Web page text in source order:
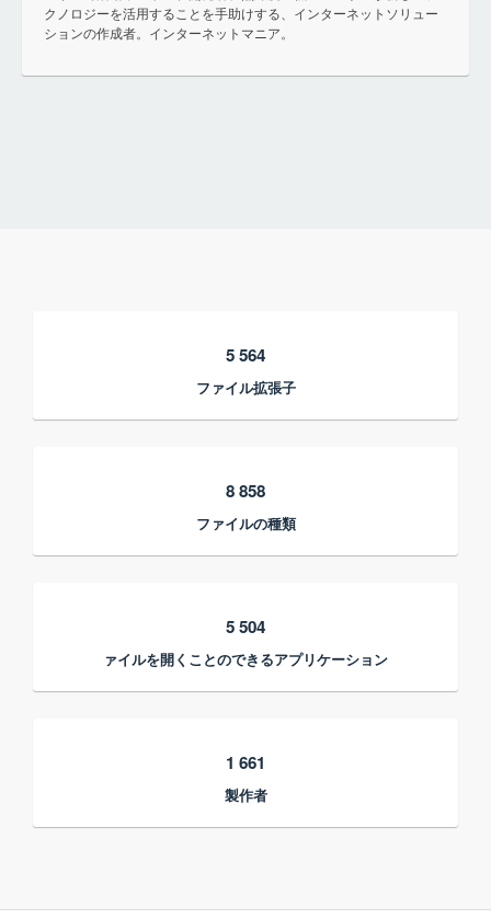
クノロジーを活用することを手助けする、インターネットソリュー
ションの作成者。インターネットマニア。
5 564
ファイル拡張子
8 858
ファイルの種類
5 504
ァイルを開くことのできるアプリケーション
1 661
製作者